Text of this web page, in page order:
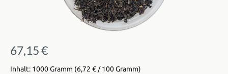
Regulärer Preis:
67,15 €
Inhalt: 1000 Gramm (6,72 € / 100 Gramm)